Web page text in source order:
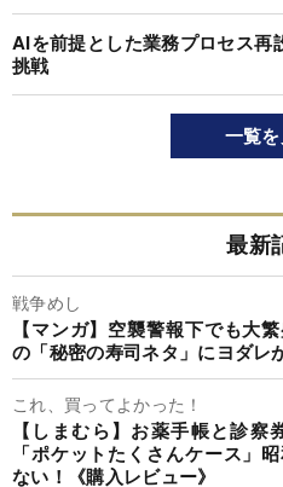
AIを前提とした業務プロセス
挑戦
一覧
最新
戦争めし
【マンガ】空襲警報下でも大
の「秘密の寿司ネタ」にヨダレ
これ、買ってよかった！
【しまむら】お薬手帳と診
「ポケットたくさんケース」
ない！《購入レビュー》